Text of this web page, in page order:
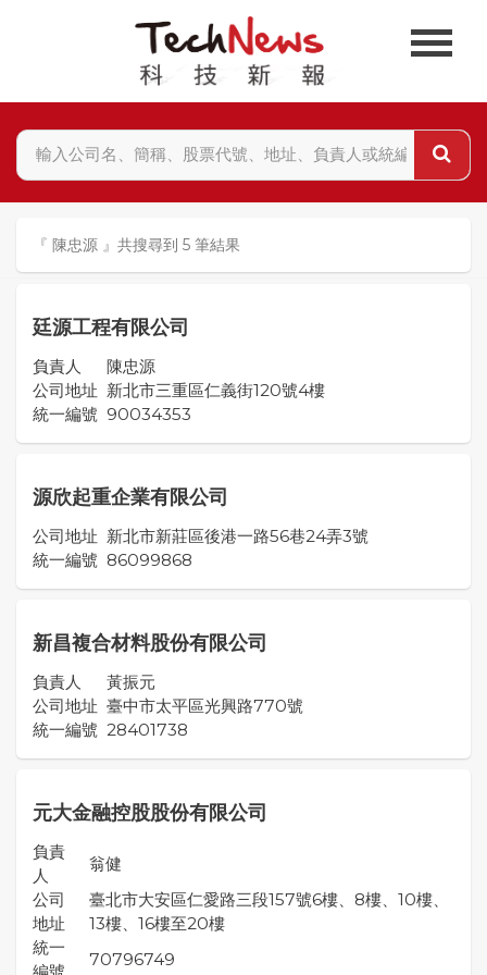
『 陳忠源 』共搜尋到 5 筆結果
廷源工程有限公司
負責人
陳忠源
公司地址 新北市三重區仁義街120號4樓
統一編號 90034353
源欣起重企業有限公司
公司地址 新北市新莊區後港一路56巷24弄3號
統一編號 86099868
新昌複合材料股份有限公司
負責人
黃振元
公司地址 臺中市太平區光興路770號
統一編號 28401738
元大金融控股股份有限公司
負責
人
翁健
公司
地址
臺北市大安區仁愛路三段157號6樓、8樓、10樓、
13樓、16樓至20樓
統一
70796749